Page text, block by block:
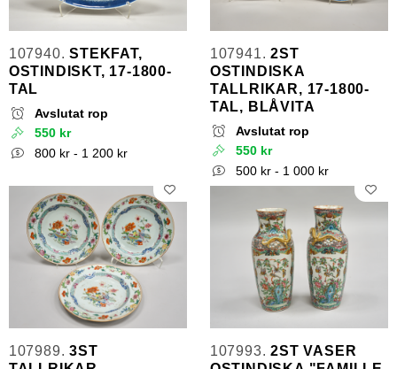
107940. STEKFAT,
OSTINDISKT, 17-1800-
TAL
Avslutat rop
550 kr
800 kr - 1 200 kr
107941. 2ST
OSTINDISKA
TALLRIKAR, 17-1800-
TAL, BLÅVITA
Avslutat rop
550 kr
500 kr - 1 000 kr
107989. 3ST
107993. 2ST VASER